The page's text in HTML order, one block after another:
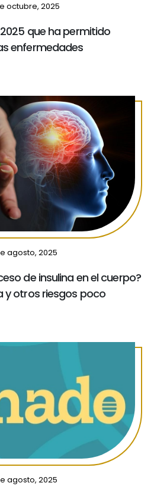
octubre, 2025
que ha permitido
enfermedades
agosto, 2025
de insulina en el cuerpo?
y otros riesgos poco
agosto, 2025